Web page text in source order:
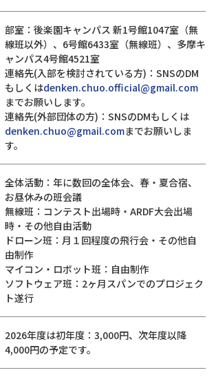
部室：後楽園キャンパス 新1号館1047室（無
線班以外）、6号館6433室（無線班）、多摩キ
ャンパス4号館4521室
連絡先(入部を検討されている方)：SNSのDM
もしくはdenken.chuo.official@gmail.com
までお願いします。
連絡先(外部団体の方)：SNSのDMもしくは
denken.chuo@gmail.comまでお願いしま
す。
全体活動：年に数回の全体会、春・夏合宿、
お昼休みの班会議
無線班：コンテスト出場時・ARDF大会出場
時・その他自由活動
ドローン班：月１回程度の飛行会・その他自
由制作
マイコン・ロボット班：自由制作
ソフトウェア班：2ヶ月スパンでのプロジェク
ト遂行
2026年度は初年度：3,000円、次年度以降
4,000円の予定です。